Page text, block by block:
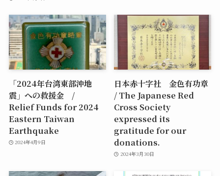
「2024年台湾東部沖地
震」への救援金 /
Relief Funds for 2024
Eastern Taiwan
Earthquake
2024年4月9日
日本赤十字社 金色有功章
/ The Japanese Red
Cross Society
expressed its
gratitude for our
donations.
2024年3月30日